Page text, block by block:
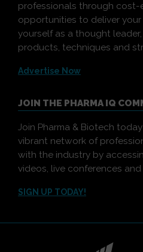
professionals through cost-
opportunities to deliver
yourself as a thought
products, techniques and
Advertise Now
JOIN THE PHARMA IQ
Join Pharma & Biotech
vibrant network of
with the industry by
videos, live conferences and
SIGN UP TODAY!